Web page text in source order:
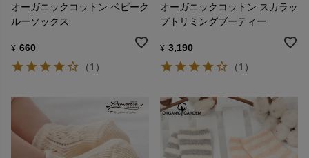
オーガニックコットン ベビーク
ルーソックス
¥ 660
（1）
オーガニックコットン スカラッ
プトリミングブーティー
¥ 3,190
（1）